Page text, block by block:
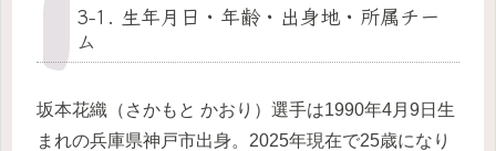
3-1. 生年月日・年齢・出身地・所属チー
ム
坂本花織（さかもと かおり）選手は1990年4月9日生
まれの兵庫県神戸市出身。2025年現在で25歳になり